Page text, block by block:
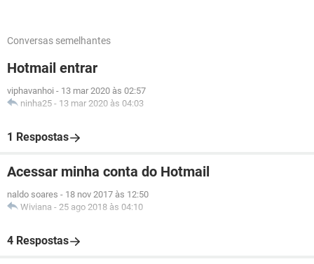
Conversas semelhantes
Hotmail entrar
viphavanhoi - 13 mar 2020 às 02:57
ninha25 - 13 mar 2020 às 04:03
1 Respostas
Acessar minha conta do Hotmail
naldo soares - 18 nov 2017 às 12:50
Wiviana - 25 ago 2018 às 04:10
4 Respostas